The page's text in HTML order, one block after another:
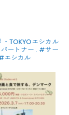
・TOKYOエシカル
ートナー . #サー
エシカル